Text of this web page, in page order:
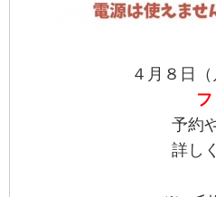
４月８日
予約
詳し